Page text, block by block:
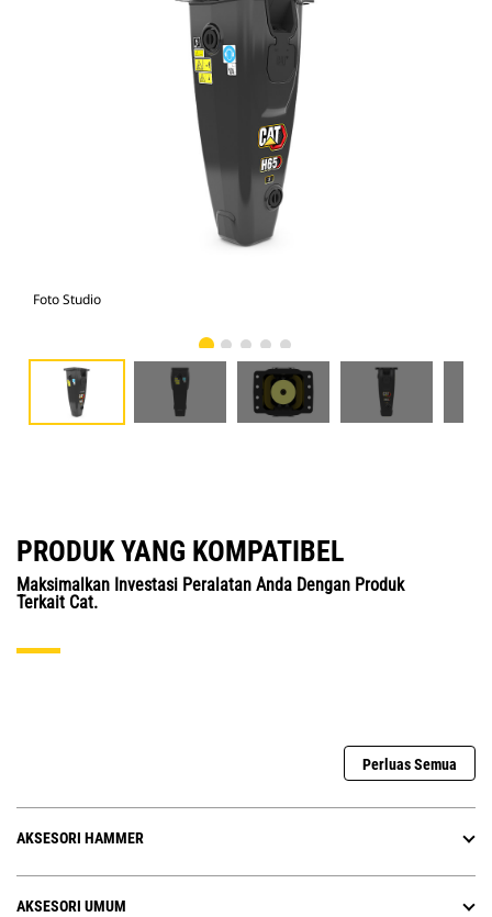
Foto Studio
PRODUK YANG KOMPATIBEL
Maksimalkan Investasi Peralatan Anda Dengan Produk
Terkait Cat.
Perluas Semua
AKSESORI HAMMER
AKSESORI UMUM